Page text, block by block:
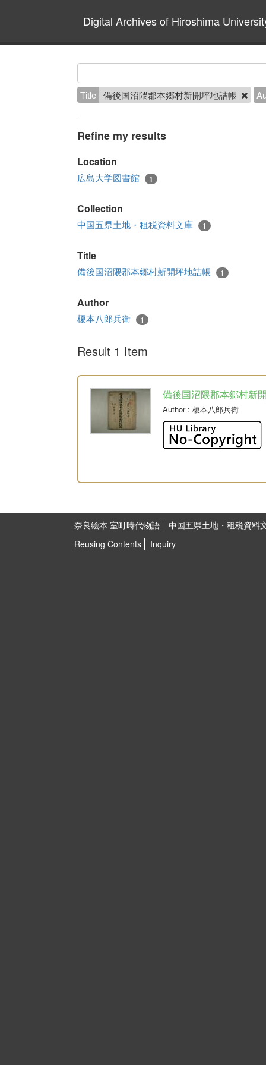
Digital Archives of Hiroshima
Title 備後国沼隈郡本郷村新開坪地詰帳
Refine my results
Location
広島大学図書館 1
Collection
中国五県土地・租税資料文庫 1
Title
備後国沼隈郡本郷村新開坪地詰帳 1
Author
榎本八郎兵衛 1
Result 1 Item
備後国沼隈郡本郷村新
Author: 榎本八郎兵衛
奈良絵本 室町時代物語
中国五県土地・租税資料
Reusing Contents
Inquiry